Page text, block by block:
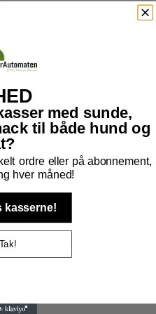
sele, line & tegn
& tilbehør
Af Gnavere
til gnavere
til bur
med sunde,
til både hund og
ordre eller på abonnement,
hver måned!
kasserne!